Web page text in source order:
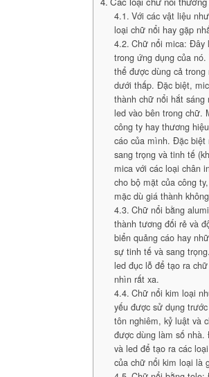
Với các vật liệu
loại chữ nổi hay gặp
Chữ nổi mica: Đây
trong ứng dụng của
thể được dùng cả
dưới thấp. Đặc biệt,
thành chữ nổi hắt
led vào bên trong chữ.
công ty hay thương
cáo của mình. Đặc biệt
sang trọng và tinh tế
mica với các loại chân
cho bộ mặt của công
mặc dù giá thành
Chữ nổi bằng
thành tương đối rẻ và
biển quảng cáo hay
sự tinh tế và sang
led đục lỗ để tạo ra
nhìn rất xa.
Chữ nổi kim loại
yếu được sử dụng
tôn nghiêm, kỷ luật và
được dùng làm số
và led để tạo ra các
của chữ nổi kim loại là